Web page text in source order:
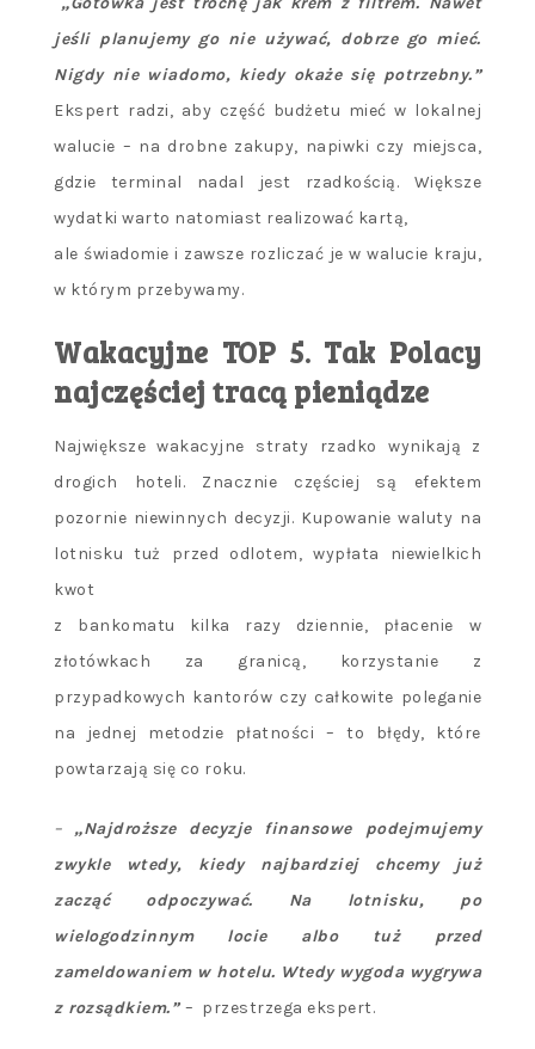
jeśli planujemy go nie używać, dobrze go mieć.
Nigdy nie wiadomo, kiedy okaże się potrzebny.”
Ekspert radzi, aby część budżetu mieć w lokalnej
walucie – na drobne zakupy, napiwki czy miejsca,
gdzie terminal nadal jest rzadkością. Większe
wydatki warto natomiast realizować kartą,
ale świadomie i zawsze rozliczać je w walucie kraju,
w którym przebywamy.
Wakacyjne TOP 5. Tak Polacy
najczęściej tracą pieniądze
Największe wakacyjne straty rzadko wynikają z
drogich hoteli. Znacznie częściej są efektem
pozornie niewinnych decyzji. Kupowanie waluty na
lotnisku tuż przed odlotem, wypłata niewielkich
kwot
z bankomatu kilka razy dziennie, płacenie w
złotówkach za granicą, korzystanie z
przypadkowych kantorów czy całkowite poleganie
na jednej metodzie płatności – to błędy, które
powtarzają się co roku.
– „Najdroższe decyzje finansowe podejmujemy
zwykle wtedy, kiedy najbardziej chcemy już
zacząć odpoczywać. Na lotnisku, po
wielogodzinnym locie albo tuż przed
zameldowaniem w hotelu. Wtedy wygoda wygrywa
z rozsądkiem.” – przestrzega ekspert.